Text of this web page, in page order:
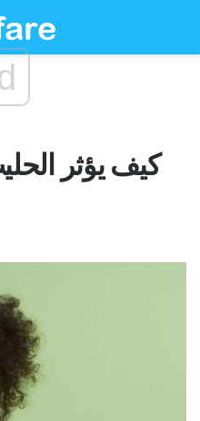
كيف يؤثر